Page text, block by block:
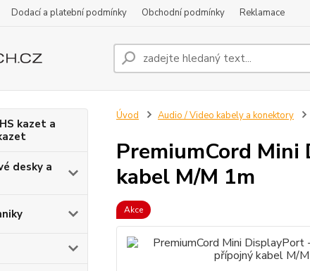
Dodací a platební podmínky Obchodní podmínky Reklamace
kazet a
desky a
Úvod Audio / Video kabely a konektory
PremiumCord
kabel M/M 1m
Akce